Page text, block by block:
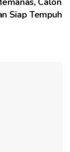
Siap Tempuh